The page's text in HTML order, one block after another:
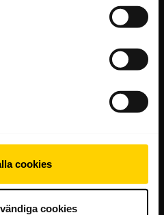
cookies
cookies